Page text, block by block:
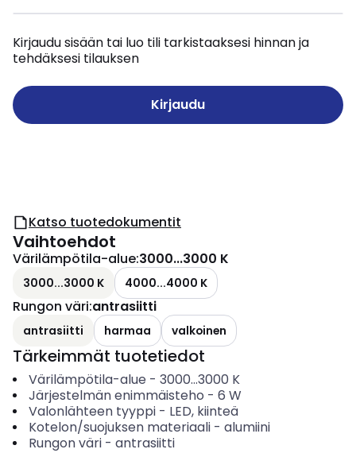
Kirjaudu sisään tai luo tili tarkistaaksesi hinnan ja
tehdäksesi tilauksen
Kirjaudu
Katso tuotedokumentit
Vaihtoehdot
Värilämpötila-alue:3000...3000 K
3000...3000 K 4000...4000 K
Rungon väri:antrasiitti
antrasiitti harmaa valkoinen
Tärkeimmät tuotetiedot
Värilämpötila-alue - 3000...3000 K
Järjestelmän enimmäisteho - 6 W
Valonlähteen tyyppi- LED, kiinteä
Kotelon/suojuksen materiaali- alumiini
Rungon väri- antrasiitti